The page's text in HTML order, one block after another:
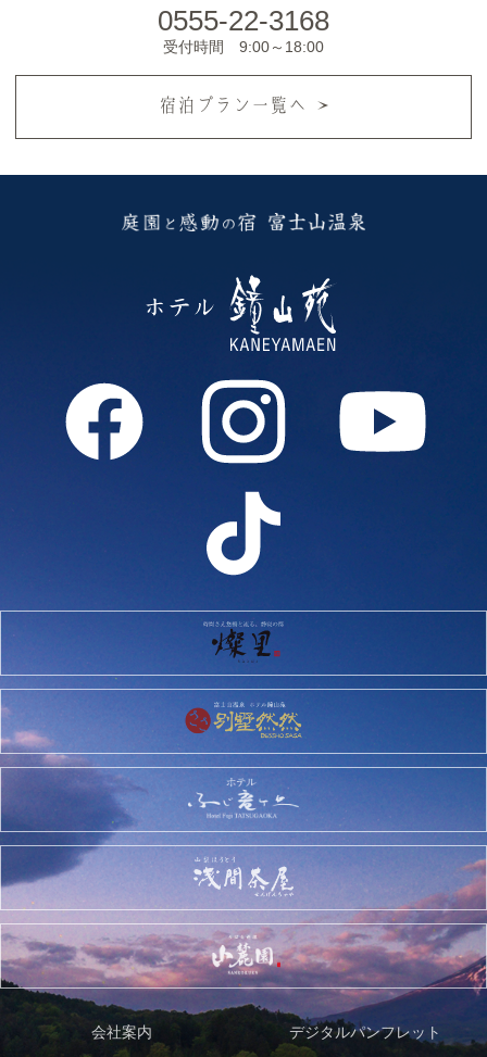
0555-22-3168
受付時間 9:00～18:00
宿泊プラン一覧へ
会社案内 デジタルパンフレット